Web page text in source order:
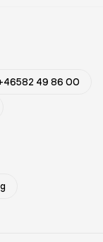
49 86 00